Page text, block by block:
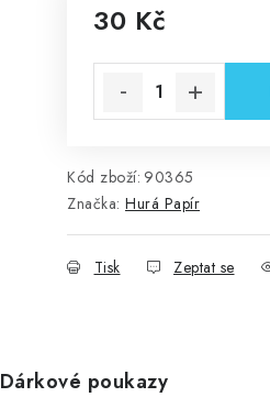
30 Kč
Kód zboží: 90365
Značka: Hurá Papír
Tisk Zeptat se
Dárkové poukazy